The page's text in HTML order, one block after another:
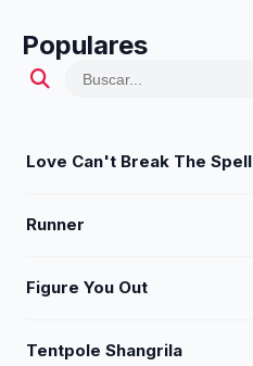
Populares
Love Can't Break The Spell
Runner
Figure You Out
Tentpole Shangrila